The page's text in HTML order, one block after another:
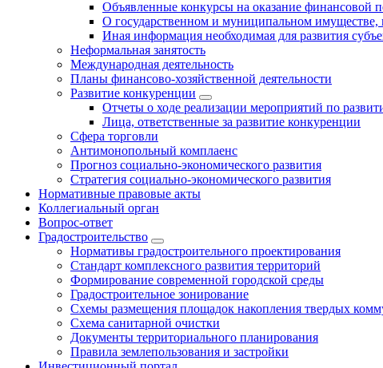
Объявленные конкурсы на оказание
О государственном и муниципальном
Иная информация необходимая для развития
Неформальная занятость
Международная деятельность
Планы финансово-хозяйственной деятельности
Развитие конкуренции
Отчеты о ходе реализации мероприятий по
Лица, ответственные за развитие конкуренции
Сфера торговли
Антимонопольный комплаенс
Прогноз социально-экономического развития
Стратегия социально-экономического развития
Нормативные правовые акты
Коллегиальный орган
Вопрос-ответ
Градостроительство
Нормативы градостроительного проектирования
Стандарт комплексного развития территорий
Формирование современной городской среды
Градостроительное зонирование
Схемы размещения площадок накопления твердых
Схема санитарной очистки
Документы территориального планирования
Правила землепользования и застройки